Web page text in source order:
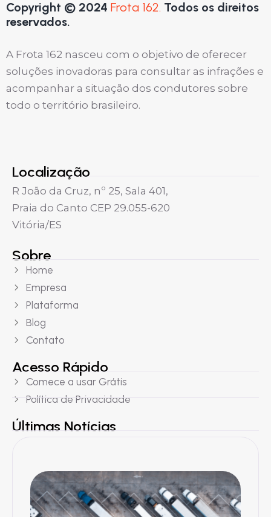
Copyright © 2024 Frota 162. Todos os direitos
reservados.
A Frota 162 nasceu com o objetivo de oferecer
soluções inovadoras para consultar as infrações e
acompanhar a situação dos condutores sobre
todo o território brasileiro.
Localização
R João da Cruz, nº 25, Sala 401,
Praia do Canto CEP 29.055-620
Vitória/ES
Sobre
Home
Empresa
Plataforma
Blog
Contato
Acesso Rápido
Comece a usar Grátis
Política de Privacidade
Últimas Notícias